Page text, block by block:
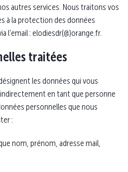
autres services. Nous traitons vos
à la protection des données
l’email : elodiesdr(@)orange.fr.
traitées
les données qui vous
en tant que personne
personnelles que nous
:
nom, prénom, adresse mail,